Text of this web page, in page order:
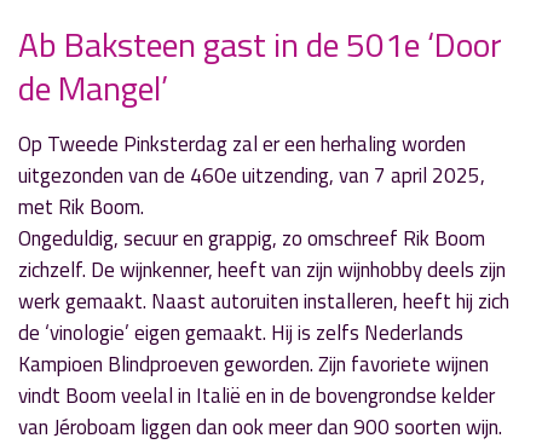
« Vorig nieuwsbericht
'Radio Aalsmeer Politiek' over coalitieproces en
ophef De Jonge Heertjes
21 mei 2026
» Volgend nieuwsbericht
Historische film van de maand - 12 juni
24 mei 2026
Ab Baksteen gast in de 501e ‘Door
de Mangel’
Op Tweede Pinksterdag zal er een herhaling worden
uitgezonden van de 460e uitzending, van 7 april 2025,
met Rik Boom.
Ongeduldig, secuur en grappig, zo omschreef Rik Boom
zichzelf. De wijnkenner, heeft van zijn wijnhobby deels zijn
werk gemaakt. Naast autoruiten installeren, heeft hij zich
de ‘vinologie’ eigen gemaakt. Hij is zelfs Nederlands
Kampioen Blindproeven geworden. Zijn favoriete wijnen
vindt Boom veelal in Italië en in de bovengrondse kelder
van Jéroboam liggen dan ook meer dan 900 soorten wijn.